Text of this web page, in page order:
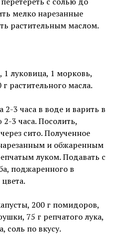
мелко нарезанные
растительным маслом.
1 луковица, 1 морковь,
растительного масла.
2-3 часа в воде и варить в
3 часа. Посолить,
сито. Полученное
и обжаренным
луком. Подавать с
поджаренного в
200 г помидоров,
75 г репчатого лука,
соль по вкусу.